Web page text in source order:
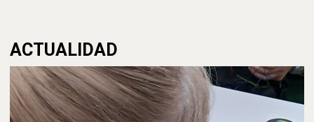
ACTUALIDAD